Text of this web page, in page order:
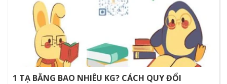
1 TẠ BẰNG BAO NHIÊU KG? CÁCH QUY ĐỔI